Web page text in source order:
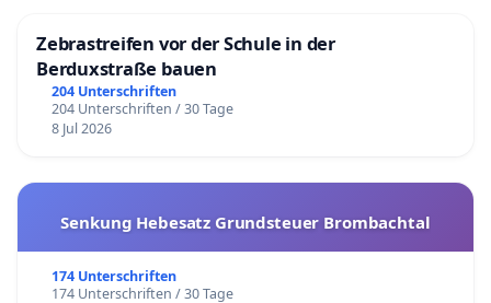
Zebrastreifen vor der Schule in der
Berduxstraße bauen
204 Unterschriften
204 Unterschriften / 30 Tage
8 Jul 2026
Senkung Hebesatz Grundsteuer Brombachtal
174 Unterschriften
174 Unterschriften / 30 Tage